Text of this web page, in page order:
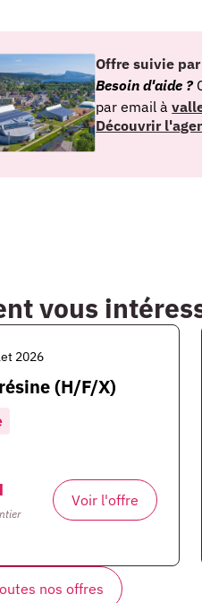
Offre suivie
Besoin d'aide ?
par email à
Découvrir
vous
2026
(H/F/X)
Voir l'offre
nos offres